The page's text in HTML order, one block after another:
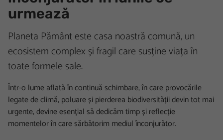
urmează
Planeta Pământ este casa noastră comună, un
ecosistem complex și fragil care susține viața în
toate formele sale.
Într-o lume aflată în continuă schimbare, în care provocările
legate de climă, poluare și pierderea biodiversității devin tot mai
urgente, devine esențial să dedicăm timp și reflecție
momentelor în care sărbătorim mediul înconjurător.